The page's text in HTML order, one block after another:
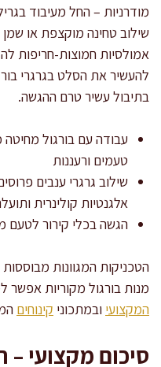
מודרניות – החל מעיבוד
שילוב טחינה מוקצפת או
אמולסיות חמוצות-חריפות
להעשיר את הסלט בגרגרי
בתיבול עשיר טרם ההגשה.
עבודה עם בורגול
טעמים ורעננות
שילוב גרגרי ענבים
אלגנטיות קולינרית
הגשה בכלי קירור לטעם
הטכניקות המגוונות
מנות בורגול מקוריות אפשר
המקצועי ובמתכוני קינוחים
סיכום מקצועי